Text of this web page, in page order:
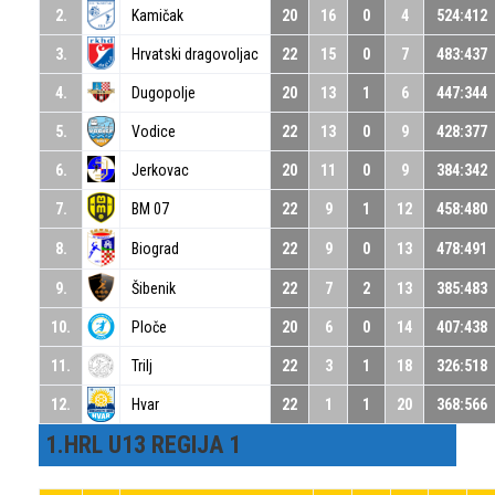
2. Kamičak 20 16 0 4 524:412
3. Hrvatski dragovoljac 22 15 0 7 483:437
4. Dugopolje 20 13 1 6 447:344
5. Vodice 22 13 0 9 428:377
6. Jerkovac 20 11 0 9 384:342
7. BM 07 22 9 1 12 458:480
8. Biograd 22 9 0 13 478:491
9. Šibenik 22 7 2 13 385:483
10. Ploče 20 6 0 14 407:438
11. Trilj 22 3 1 18 326:518
12. Hvar 22 1 1 20 368:566
1.HRL U13 REGIJA 1